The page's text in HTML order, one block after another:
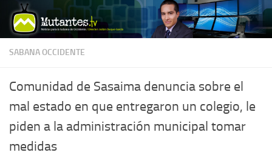
SABANA OCCIDENTE
Comunidad de Sasaima denuncia sobre el
mal estado en que entregaron un colegio, le
piden a la administración municipal tomar
medidas